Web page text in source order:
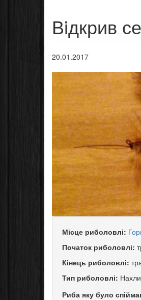
Вiдкрив
20.01.2017
Місце риболовлі:
Початок риболовлі:
Кінець риболовлі:
Тип риболовлі:
Риба яку було